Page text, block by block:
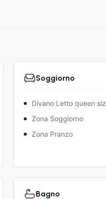
Soggiorno
Divano Letto queen
Zona Soggiorno
Zona Pranzo
Bagno